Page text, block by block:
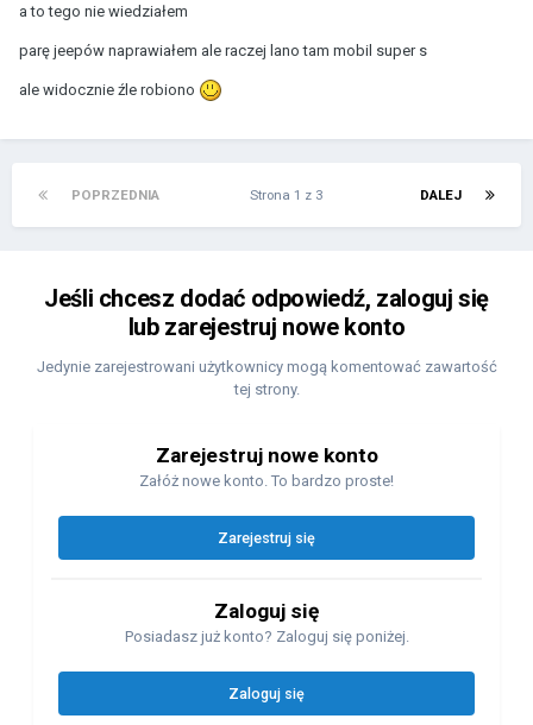
a to tego nie wiedziałem
parę jeepów naprawiałem ale raczej lano tam mobil super s
ale widocznie źle robiono
POPRZEDNIA DALEJ
Strona 1 z 3
Jeśli chcesz dodać odpowiedź, zaloguj się
lub zarejestruj nowe konto
Jedynie zarejestrowani użytkownicy mogą komentować zawartość
tej strony.
Zarejestruj nowe konto
Załóż nowe konto. To bardzo proste!
Zarejestruj się
Zaloguj się
Posiadasz już konto? Zaloguj się poniżej.
Zaloguj się